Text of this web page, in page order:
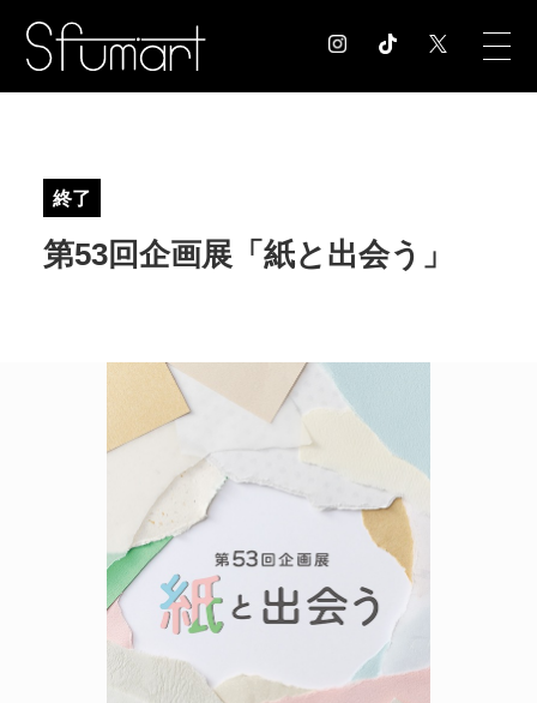
EXHIBITION 展覧会情報
NEWS お知らせ
CONTACT
POLICY COMPANY
終了
第53回企画展「紙と出会う」